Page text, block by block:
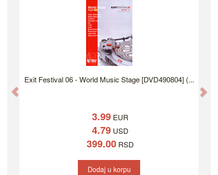
Exit Festival 06 - World Music Stage [DVD490804] (...
3.99 EUR
4.79 USD
399.00 RSD
Dodaj u korpu